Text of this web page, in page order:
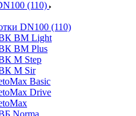
(110)
DN100 (110)
ВМ Light
ВМ Plus
М Step
М Sir
Basic
Drive
Norma